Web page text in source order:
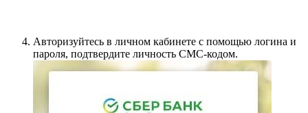
Авторизуйтесь в личном кабинете с помощью логина и
пароля, подтвердите личность СМС-кодом.